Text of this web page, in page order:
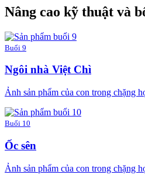
Nâng cao kỹ thuật và
Buổi 9
Ngôi nhà Việt Chì
Ảnh sản phẩm của con trong chặng
Buổi 10
Ốc sên
Ảnh sản phẩm của con trong chặng